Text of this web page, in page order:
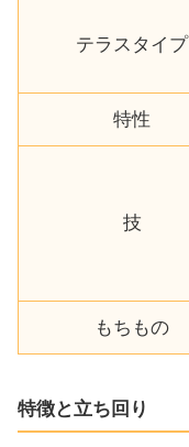
テラスタイプ
特性
技
もちもの
特徴と立ち回り